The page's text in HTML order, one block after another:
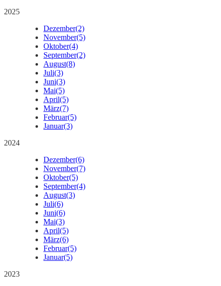
2025
Dezember(2)
November(5)
Oktober(4)
September(2)
August(8)
Juli(3)
Juni(3)
Mai(5)
April(5)
März(7)
Februar(5)
Januar(3)
2024
Dezember(6)
November(7)
Oktober(5)
September(4)
August(3)
Juli(6)
Juni(6)
Mai(3)
April(5)
März(6)
Februar(5)
Januar(5)
2023